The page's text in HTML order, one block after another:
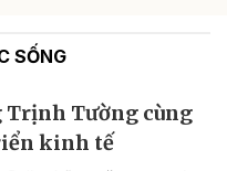
SỐNG
Trịnh Tường cùng
kinh tế